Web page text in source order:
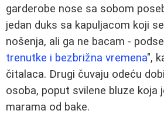
garderobe nose sa sobom
jedan duks sa kapuljacom koji
nošenja, ali ga ne bacam -
trenutke i bezbrižna vremena",
čitalaca. Drugi čuvaju odeću
osoba, poput svilene bluze koja
marama od bake.